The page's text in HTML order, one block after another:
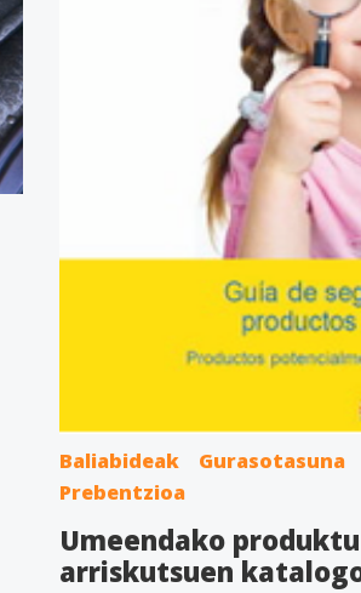
Baliabideak Gurasotasuna
Prebentzioa
Umeendako produktu
arriskutsuen